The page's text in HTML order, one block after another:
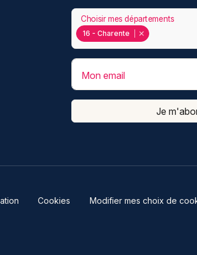
16 - Charente
Choisir mes départements
Mon email
Je
Cookies Modifier mes choix de